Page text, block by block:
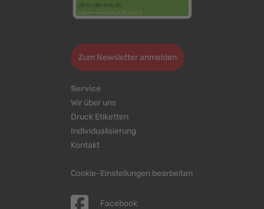
Zum Newsletter anmelden
Service
Wir über uns
Druck Etiketten
Individualisierung
Kontakt
Cookie-Einstellungen bearbeiten
Facebook